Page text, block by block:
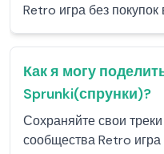
Retro игра без
Как я могу
Sprunki(спрунки)?
Сохраняйте свои
сообщества Retro